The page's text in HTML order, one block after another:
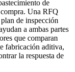
de
Una RFQ
de inspección
a ambas partes
que comparan
fabricación aditiva,
la respuesta de